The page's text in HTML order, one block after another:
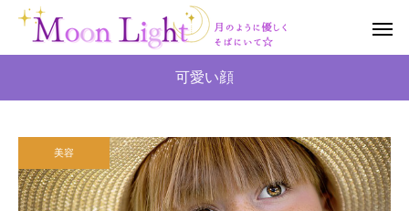
可愛い顔
美容